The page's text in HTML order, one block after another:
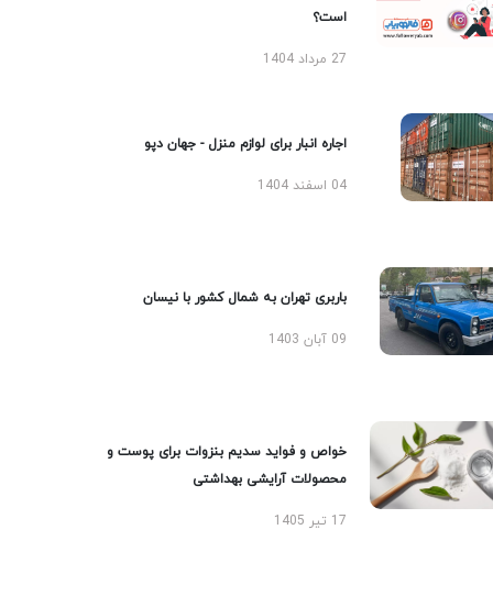
است؟
27 مرداد 1404
اجاره انبار برای لوازم منزل - جهان دپو
04 اسفند 1404
باربری تهران به شمال کشور با نیسان
09 آبان 1403
خواص و فواید سدیم بنزوات برای پوست و
محصولات آرایشی بهداشتی
17 تیر 1405